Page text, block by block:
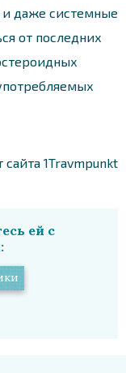
даже системные
от последних
1Travmpunkt
ей с